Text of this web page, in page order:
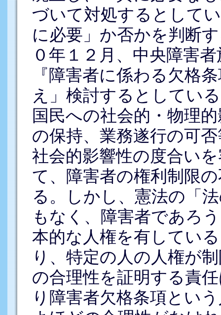
づいて対処するとして
に必要」か否かを判断
０年１２月、中央障害
『障害者に係わる欠格
え」検討するとしてい
国民への社会的・物理
の保持、業務遂行の可
社会的影響性の度合い
て、障害者の権利制限
る。しかし、憲法の「
もなく、障害者であろ
本的な人権を有してい
り、特定の人の人権が
の合理性を証明する責
り障害者欠格条項とい